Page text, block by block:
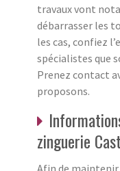
travaux vont
débarrasser les
les cas, confiez
spécialistes que
Prenez contact
proposons.
zinguerie
Afin de